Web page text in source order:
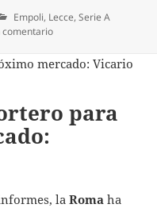
Categorías
Empoli, Lecce,Serie A
comentarioen OFICIAL | Se
para
laRoma ha